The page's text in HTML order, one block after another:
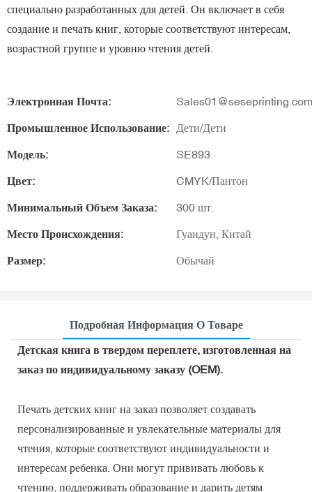
специально разработанных для детей. Он включает в себя
создание и печать книг, которые соответствуют интересам,
возрастной группе и уровню чтения детей.
Электронная Почта: Sales01@seseprinting.com
Промышленное Использование: Дети/Дети
Модель: SE893
Цвет: CMYK/Пантон
Минимальный Объем Заказа: 300 шт.
Место Происхождения: Гуандун, Китай
Размер: Обычай
Подробная Информация О Товаре
Детская книга в твердом переплете, изготовленная на
заказ по индивидуальному заказу (OEM).
Печать детских книг на заказ позволяет создавать
персонализированные и увлекательные материалы для
чтения, которые соответствуют индивидуальности и
интересам ребенка. Они могут прививать любовь к
чтению, поддерживать образование и дарить детям